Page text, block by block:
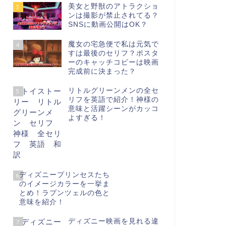
3
美女と野獣のアトラクショ
ンは撮影が禁止されてる？
SNSに動画公開はOK？
4
魔女の宅急便で私は元気で
すは最後のセリフ？ポスタ
ーのキャッチコピーは映画
完成前に決まった？
5
リトルグリーンメンの全セ
リフを英語で紹介！神様の
意味と活躍シーンがカッコ
よすぎる！
6ディズニープリンセスたち
のイメージカラーを一挙ま
とめ！ラプンツェルの色と
意味を紹介！
7 ディズニー映画を見れる違